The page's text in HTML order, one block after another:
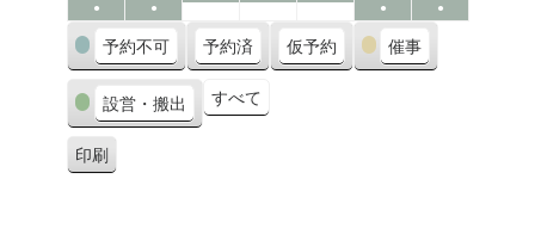
event)event)
event)event)
●
(1
event)
●
(1
event)
●
(1
event)
●
カ
テ
ゴ
リ
ー
予約不可 予約済 仮予約 催事
設営・搬出 すべて
印刷